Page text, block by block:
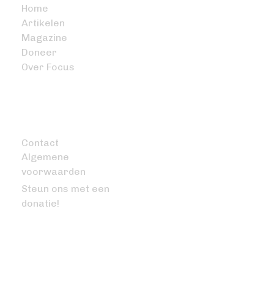
Home
Artikelen
Magazine
Doneer
Over Focus
Contact
Algemene
voorwaarden
Steun ons met een
donatie!